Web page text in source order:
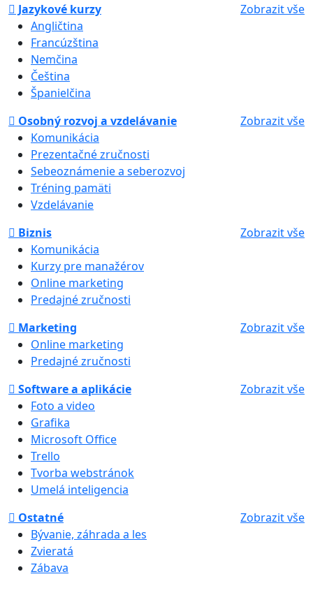
Jazykové kurzy
Zobrazit vše
Angličtina
Francúzština
Nemčina
Čeština
Španielčina
Osobný rozvoj a vzdelávanie
Zobrazit vše
Komunikácia
Prezentačné zručnosti
Sebeoznámenie a seberozvoj
Tréning pamäti
Vzdelávanie
Biznis
Zobrazit vše
Komunikácia
Kurzy pre manažérov
Online marketing
Predajné zručnosti
Marketing
Zobrazit vše
Online marketing
Predajné zručnosti
Software a aplikácie
Zobrazit vše
Foto a video
Grafika
Microsoft Office
Trello
Tvorba webstránok
Umelá inteligencia
Ostatné
Zobrazit vše
Bývanie, záhrada a les
Zvieratá
Zábava